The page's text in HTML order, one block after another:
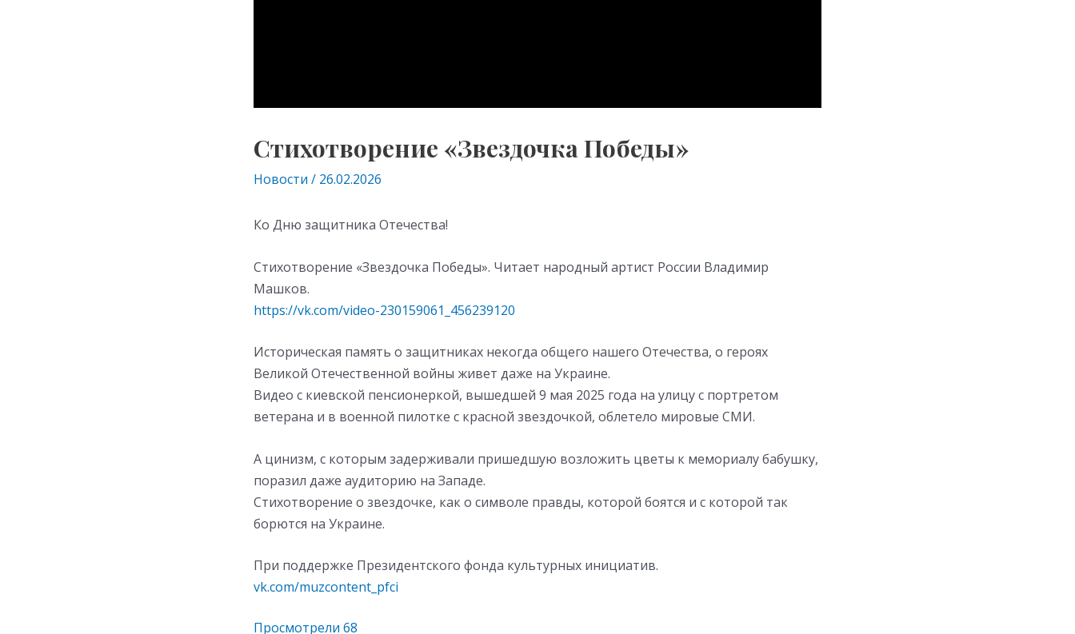
Стихотворение «Звездочка Победы»
Новости / 26.02.2026
Ко Дню защитника Отечества!
Стихотворение «Звездочка Победы». Читает народный артист России Владимир
Машков.
https://vk.com/video-230159061_456239120
Историческая память о защитниках некогда общего нашего Отечества, о героях
Великой Отечественной войны живет даже на Украине.
Видео с киевской пенсионеркой, вышедшей 9 мая 2025 года на улицу с портретом
ветерана и в военной пилотке с красной звездочкой, облетело мировые СМИ.
А цинизм, с которым задерживали пришедшую возложить цветы к мемориалу бабушку,
поразил даже аудиторию на Западе.
Стихотворение о звездочке, как о символе правды, которой боятся и с которой так
борются на Украине.
При поддержке Президентского фонда культурных инициатив.
vk.com/muzcontent_pfci
Просмотрели 68